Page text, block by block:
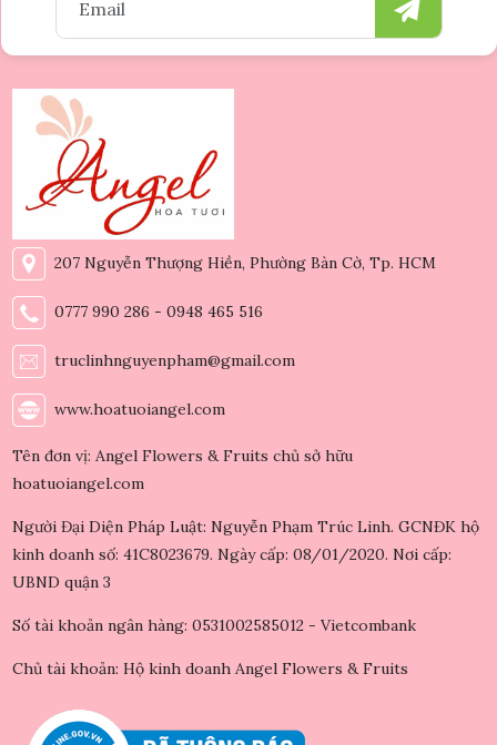
207 Nguyễn Thượng Hiền, Phường Bàn Cờ, Tp. HCM
0777 990 286 - 0948 465 516
truclinhnguyenpham@gmail.com
www.hoatuoiangel.com
Tên đơn vị: Angel Flowers & Fruits chủ sở hữu
hoatuoiangel.com
Người Đại Diện Pháp Luật: Nguyễn Phạm Trúc Linh. GCNĐK hộ
kinh doanh số: 41C8023679. Ngày cấp: 08/01/2020. Nơi cấp:
UBND quận 3
Số tài khoản ngân hàng: 0531002585012 - Vietcombank
Chủ tài khoản: Hộ kinh doanh Angel Flowers & Fruits